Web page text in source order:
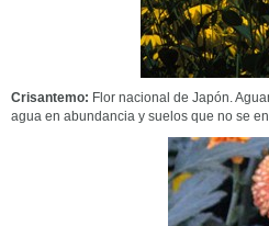
Crisantemo: Flor nacional de Japón.
agua en abundancia y suelos que no se